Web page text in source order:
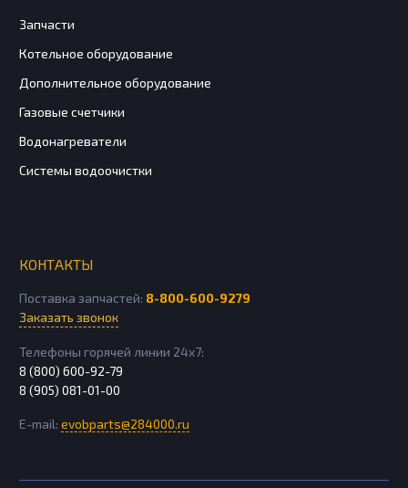
Запчасти
Котельное оборудование
Дополнительное оборудование
Газовые счетчики
Водонагреватели
Системы водоочистки
КОНТАКТЫ
Поставка запчастей: 8-800-600-9279
Заказать звонок
Телефоны горячей линии 24х7:
8 (800) 600-92-79
8 (905) 081-01-00
E-mail: evobparts@284000.ru